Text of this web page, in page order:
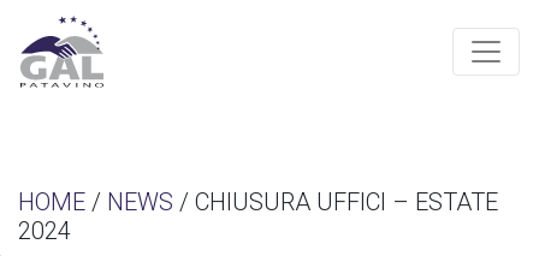
HOME / NEWS / CHIUSURA UFFICI – ESTATE
2024